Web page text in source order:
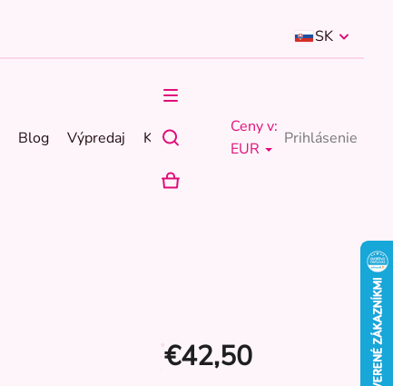
SK
Blog Výpredaj Kontakty
Ceny v:
EUR
Prihlásenie
NÁKUPNÝ
€42,50